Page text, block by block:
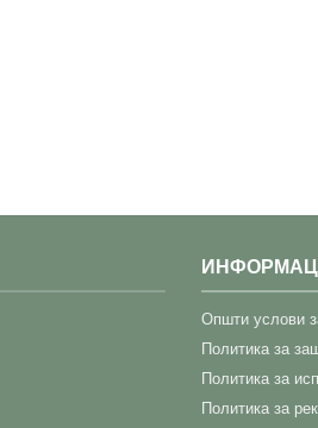
Општи услови
Политика за
Политика за
Политика за